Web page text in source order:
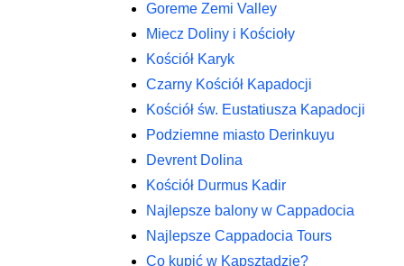
Goreme Zemi Valley
Miecz Doliny i Kościoły
Kościół Karyk
Czarny Kościół Kapadocji
Kościół św. Eustatiusza Kapadocji
Podziemne miasto Derinkuyu
Devrent Dolina
Kościół Durmus Kadir
Najlepsze balony w Cappadocia
Najlepsze Cappadocia Tours
Co kupić w Kapsztadzie?